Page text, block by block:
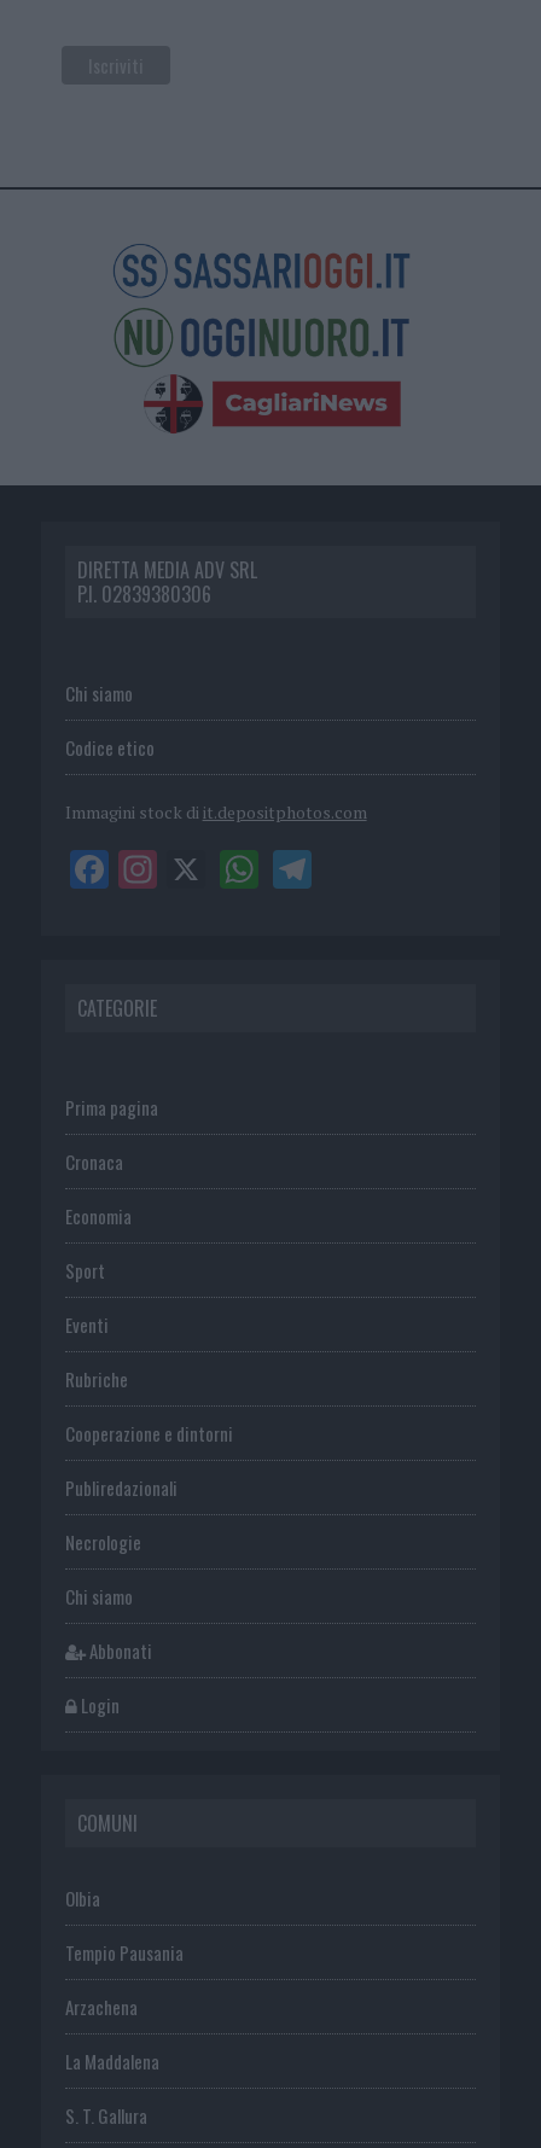
DIRETTA MEDIA ADV SRL
P.I. 02839380306
Chi siamo
Codice etico
Immagini stock di it.depositphotos.com
CATEGORIE
Prima pagina
Cronaca
Economia
Sport
Eventi
Rubriche
Cooperazione e dintorni
Publiredazionali
Necrologie
Chi siamo
Abbonati
Login
COMUNI
Olbia
Tempio Pausania
Arzachena
La Maddalena
S. T. Gallura